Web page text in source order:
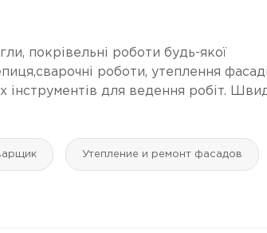
покрівельні роботи будь-якої
роботи, утеплення
інструментів для ведення робіт.
Утепление и ремонт фасадов